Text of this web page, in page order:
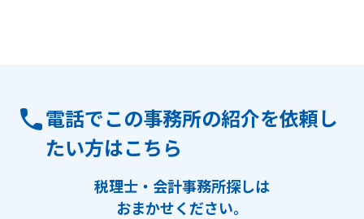
電話でこの事務所の紹介を依頼し
たい方はこちら
税理士・会計事務所探しは
おまかせください。